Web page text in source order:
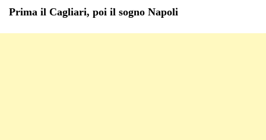
Prima il Cagliari, poi il sogno Napoli